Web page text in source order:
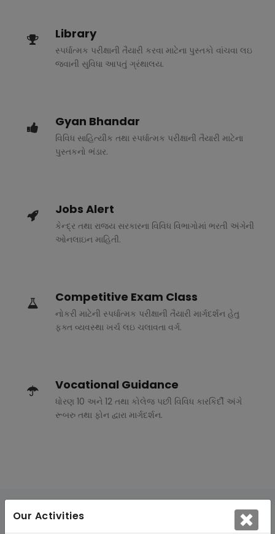
Our Activities
Library
સ્પર્ધાત્મક પરીક્ષાની તૈયારી કરવા માટેના પુસ્તકો વાંચવા લઇ
જવાની સુવિધા આપતું ગ્રંથાલય.
Gyan Bhandar
વિવિધ સાહિત્યીક તથા સ્પર્ધાત્મક પરીક્ષાની તૈયારી માટેના
પુસ્તકનો ભંડાર.
Jobs Alert
કેન્દ્ર તથા રાજ્ય સરકારના વિવિધ વિભાગોમાં ભરતી અંગેની
ઓનલાઇન માહિતી.
Competitive Exam Class
નોકરી માટેની સ્પર્ધાત્મક પરીક્ષાની તૈયારી માર્ગદર્શન હેતુ
ફક્ત વ્યવસ્થા ખર્ચ લઇ ચલાવતા વર્ગ.
Vocational Guidance
ધોરણ 10 અને 12 તથા કોલેજ પછી વિવિધ કારકિર્દી અંગે
રૂબરુ તથા ફોન દ્વારા માર્ગદર્શન.